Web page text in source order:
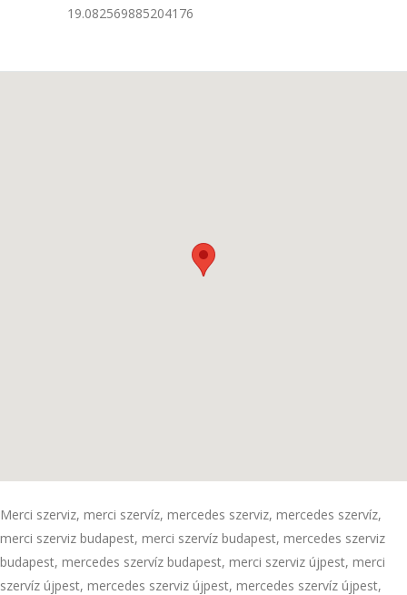
19.082569885204176
Merci szerviz, merci szervíz, mercedes szerviz, mercedes szervíz,
merci szerviz budapest, merci szervíz budapest, mercedes szerviz
budapest, mercedes szervíz budapest, merci szerviz újpest, merci
szervíz újpest, mercedes szerviz újpest, mercedes szervíz újpest,